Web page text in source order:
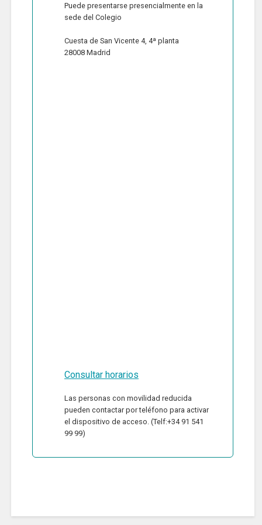
Puede presentarse presencialmente en la
sede del Colegio
Cuesta de San Vicente 4, 4ª planta
28008 Madrid
Consultar horarios
Las personas con movilidad reducida
pueden contactar por teléfono para activar
el dispositivo de acceso. (Telf:+34 91 541
99 99)